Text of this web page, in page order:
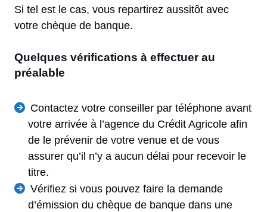
Si tel est le cas, vous repartirez aussitôt avec
votre chèque de banque.
Quelques vérifications à effectuer au
préalable
Contactez votre conseiller par téléphone avant
votre arrivée à l’agence du Crédit Agricole afin
de le prévenir de votre venue et de vous
assurer qu’il n’y a aucun délai pour recevoir le
titre.
Vérifiez si vous pouvez faire la demande
d’émission du chèque de banque dans une